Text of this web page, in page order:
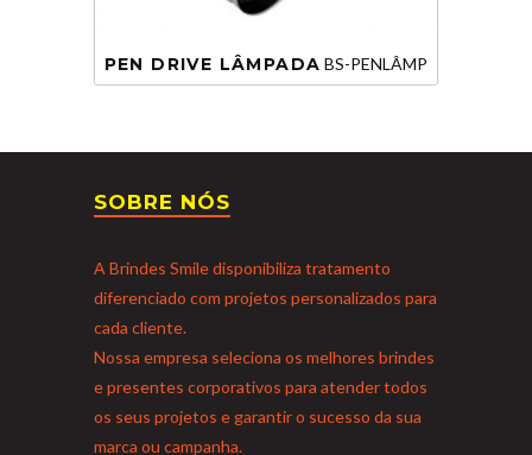
PEN DRIVE LÂMPADA BS-PENLÂMP
SOBRE NÓS
A Brindes Smile disponibiliza tratamento
diferenciado com projetos personalizados para
cada cliente.
Nossa empresa seleciona os melhores brindes
e presentes corporativos para atender todos
os seus projetos e garantir o sucesso da sua
marca ou campanha.